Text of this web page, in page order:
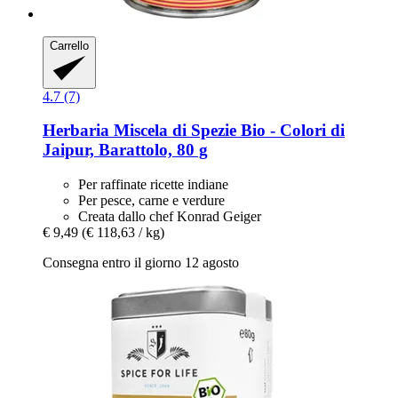
Carrello
4.7 (7)
Herbaria Miscela di Spezie Bio -​ Colori di
Jaipur, Barattolo, 80 g
Per raffinate ricette indiane
Per pesce, carne e verdure
Creata dallo chef Konrad Geiger
€ 9,49 (€ 118,63 / kg)
Consegna entro il giorno 12 agosto